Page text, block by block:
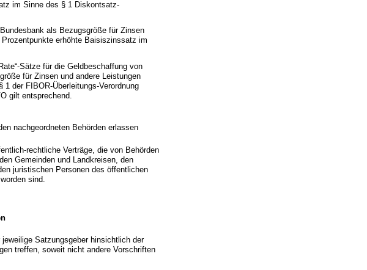
im Sinne des § 1 Diskontsatz-
als Bezugsgröße für Zinsen
erhöhte Baisiszinssatz im
Sätze für die Geldbeschaffung von
für Zinsen und andere Leistungen
der FIBOR-Überleitungs-Verordnung
gilt entsprechend.
nachgeordneten Behörden erlassen
rechtliche Verträge, die von Behörden
Gemeinden und Landkreisen, den
juristischen Personen des öffentlichen
sind.
Satzungsgeber hinsichtlich der
treffen, soweit nicht andere Vorschriften